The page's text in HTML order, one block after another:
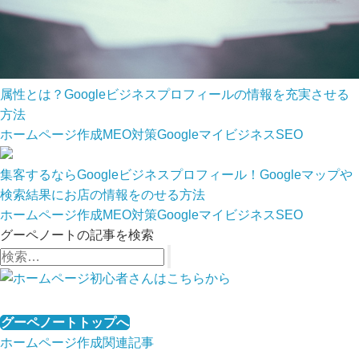
属性とは？Googleビジネスプロフィールの情報を充実させる
方法
ホームページ作成MEO対策GoogleマイビジネスSEO
集客するならGoogleビジネスプロフィール！Googleマップや
検索結果にお店の情報をのせる方法
ホームページ作成MEO対策GoogleマイビジネスSEO
グーペノートの記事を検索
グーペノートトップへ
ホームページ作成関連記事